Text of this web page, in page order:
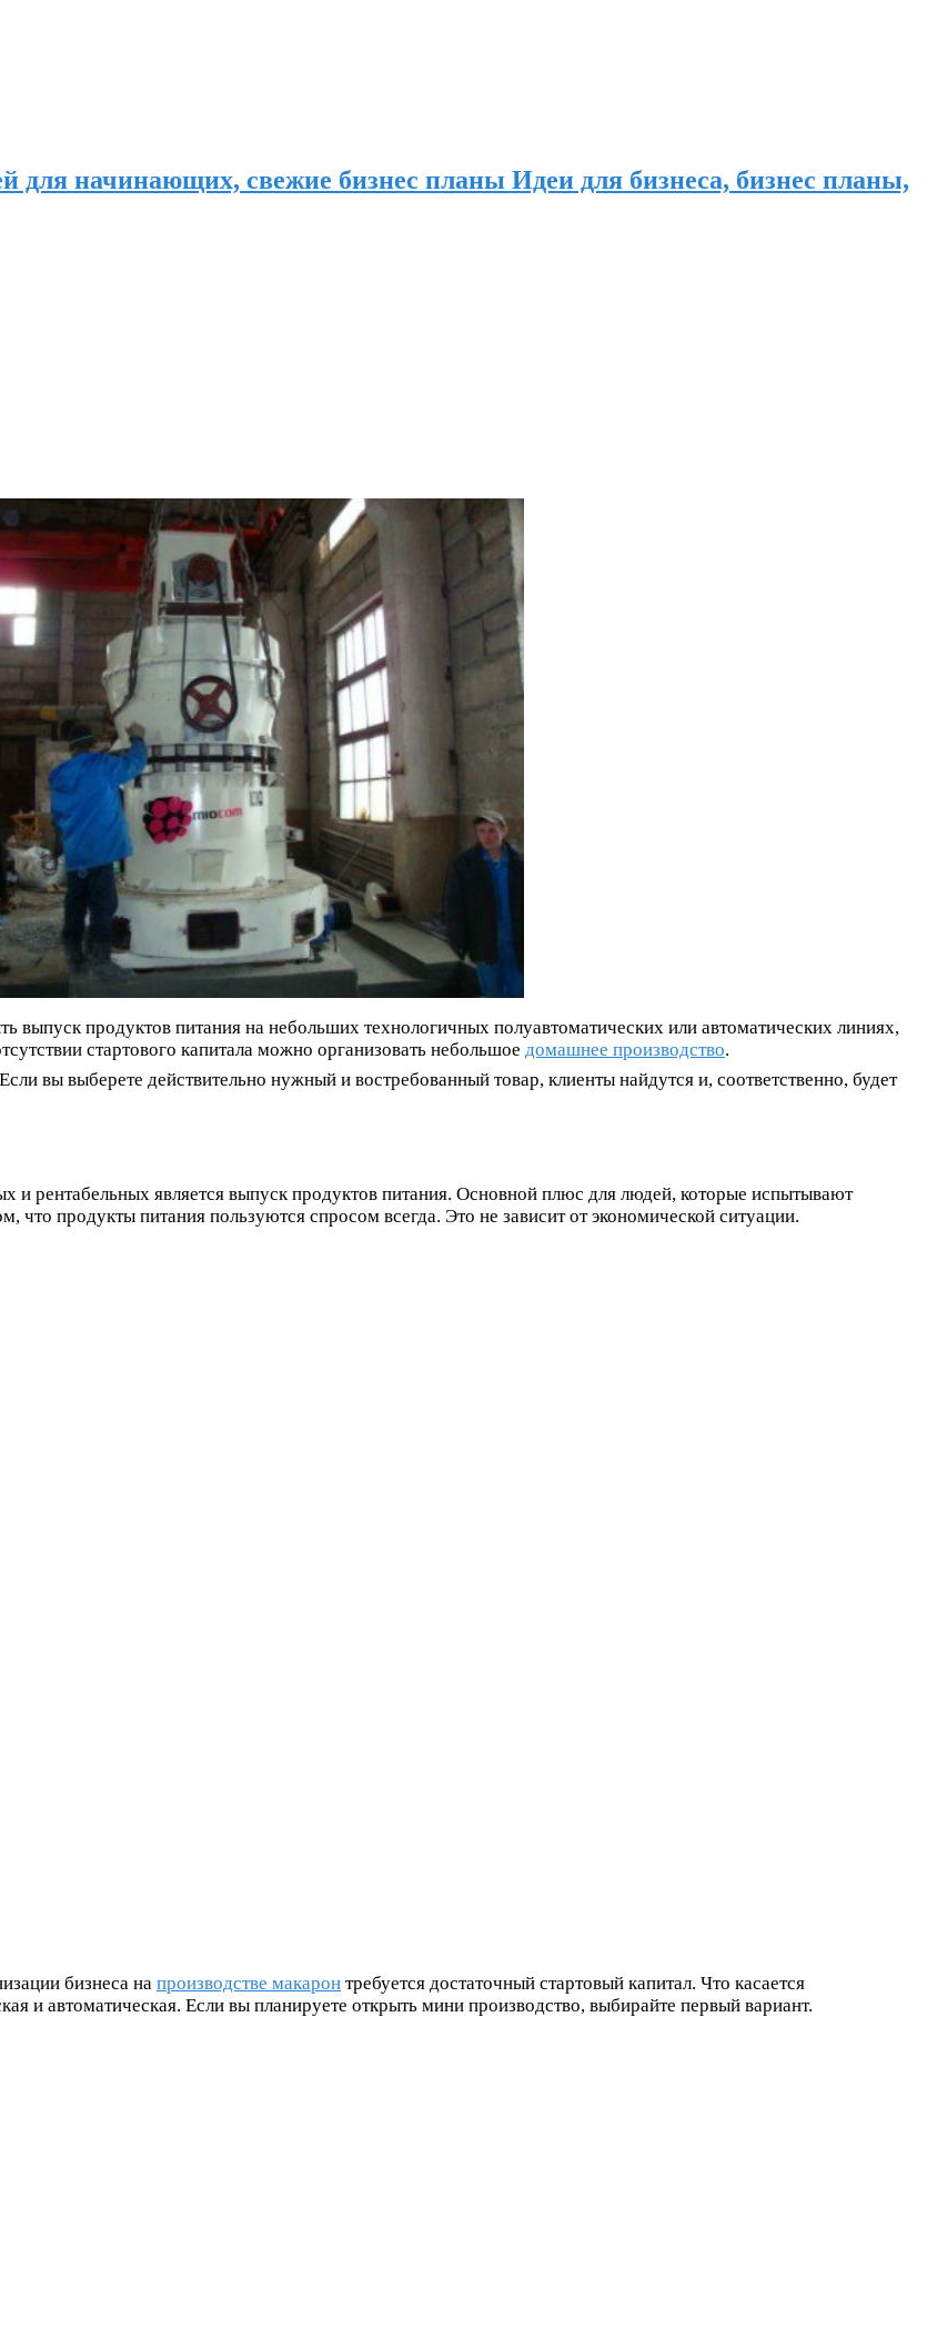
для начинающих, свежие бизнес планы Идеи для бизнеса, бизнес планы,
выпуск продуктов питания на небольших технологичных полуавтоматических или автоматических линиях,
стартового капитала можно организовать небольшое домашнее производство.
вы выберете действительно нужный и востребованный товар, клиенты найдутся и, соответственно, будет
рентабельных является выпуск продуктов питания. Основной плюс для людей, которые испытывают
что продукты питания пользуются спросом всегда. Это не зависит от экономической ситуации.
бизнеса на производстве макарон требуется достаточный стартовый капитал. Что касается
и автоматическая. Если вы планируете открыть мини производство, выбирайте первый вариант.